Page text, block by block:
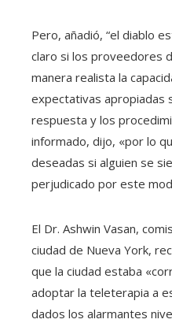
Pero, añadió, “el diablo
claro si los proveedores
manera realista la
expectativas apropiadas
respuesta y los
informado, dijo, «por lo
deseadas si alguien se
perjudicado por este
El Dr. Ashwin Vasan,
ciudad de Nueva York,
que la ciudad estaba
adoptar la teleterapia a
dados los alarmantes